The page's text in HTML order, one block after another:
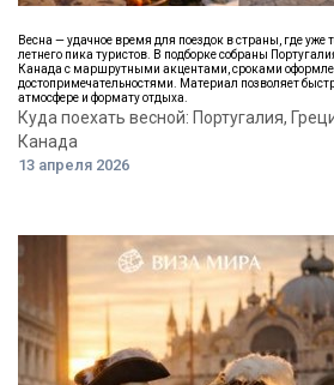
Весна — удачное время для поездок в страны, где уже
летнего пика туристов. В подборке собраны
Канада с маршрутными акцентами, сроками
достопримечательностями. Материал позволяет
атмосфере и формату отдыха.
Куда поехать весной: Португалия,
Канада
13 апреля 2026